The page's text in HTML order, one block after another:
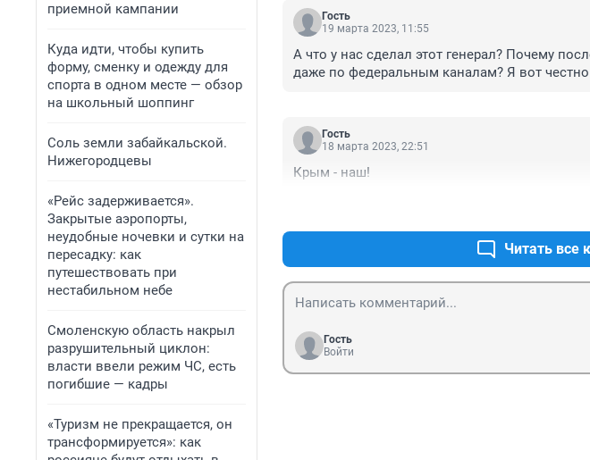
приемной кампании
Куда идти, чтобы купить
форму, сменку и одежду для
спорта в одном месте — обзор
на школьный шоппинг
Соль земли забайкальской.
Нижегородцевы
«Рейс задерживается».
Закрытые аэропорты,
неудобные ночевки и сутки на
пересадку: как
путешествовать при
нестабильном небе
Смоленскую область накрыл
разрушительный циклон:
власти ввели режим ЧС, есть
погибшие — кадры
«Туризм не прекращается, он
трансформируется»: как
Гость
19 марта 2023, 11:55
А что у нас сделал этот генерал? Почему
даже по федеральным каналам? Я вот
Гость
18 марта 2023, 22:51
Крым - наш!
Читать все
Гость
Войти